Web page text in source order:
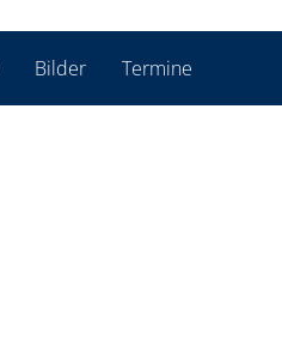
Bilder Termine